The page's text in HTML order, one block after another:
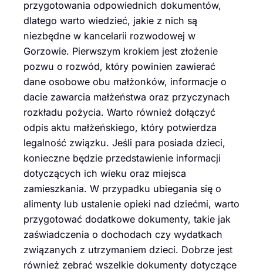
przygotowania odpowiednich dokumentów,
dlatego warto wiedzieć, jakie z nich są
niezbędne w kancelarii rozwodowej w
Gorzowie. Pierwszym krokiem jest złożenie
pozwu o rozwód, który powinien zawierać
dane osobowe obu małżonków, informacje o
dacie zawarcia małżeństwa oraz przyczynach
rozkładu pożycia. Warto również dołączyć
odpis aktu małżeńskiego, który potwierdza
legalność związku. Jeśli para posiada dzieci,
konieczne będzie przedstawienie informacji
dotyczących ich wieku oraz miejsca
zamieszkania. W przypadku ubiegania się o
alimenty lub ustalenie opieki nad dziećmi, warto
przygotować dodatkowe dokumenty, takie jak
zaświadczenia o dochodach czy wydatkach
związanych z utrzymaniem dzieci. Dobrze jest
również zebrać wszelkie dokumenty dotyczące